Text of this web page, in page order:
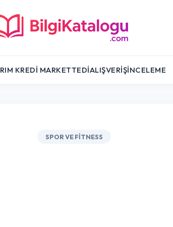
KREDI MARKETTEDIALIŞVERIŞİNCELEME
SPOR VE FITNESS